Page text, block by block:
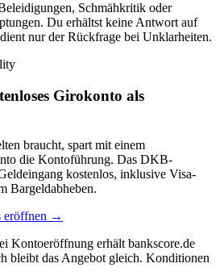
Schmähkritik oder
Du erhältst keine Antwort auf
nur der Rückfrage bei Unklarheiten.
Girokonto als
braucht, spart mit einem
die Kontoführung. Das DKB-
kostenlos, inklusive Visa-
Bargeldabheben.
eröffnen →
Kontoeröffnung erhält bankscore.de
bleibt das Angebot gleich. Konditionen